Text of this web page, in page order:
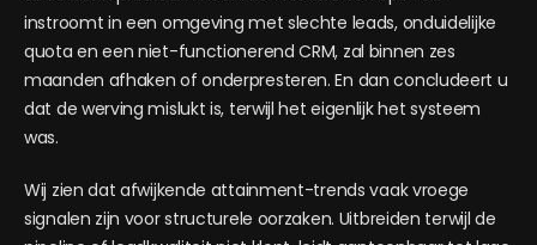
instroomt in een omgeving met slechte leads, onduidelijke
quota en een niet-functionerend CRM, zal binnen zes
maanden afhaken of onderpresteren. En dan concludeert u
dat de werving mislukt is, terwijl het eigenlijk het systeem
was.
Wij zien dat afwijkende attainment-trends vaak vroege
signalen zijn voor structurele oorzaken. Uitbreiden terwijl de